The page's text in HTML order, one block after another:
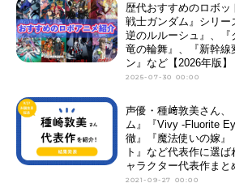
歴代おすすめのロボ
戦士ガンダム』シリー
逆のルルーシュ』、『
竜の輪舞』、『新幹線
ン』など【2026年版】
2025-07-30 00:00
声優・種﨑敦美さん、
ム』『Vivy -Fluorite
徹』『魔法使いの嫁』
ト』など代表作に選
ャラクター代表作まと
2021-09-27 00:00